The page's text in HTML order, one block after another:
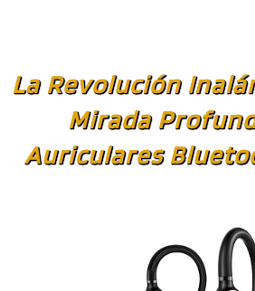
La Revolución
Mirada
Auriculares